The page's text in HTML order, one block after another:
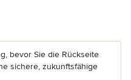
bevor Sie die Rückseite
sichere, zukunftsfähige